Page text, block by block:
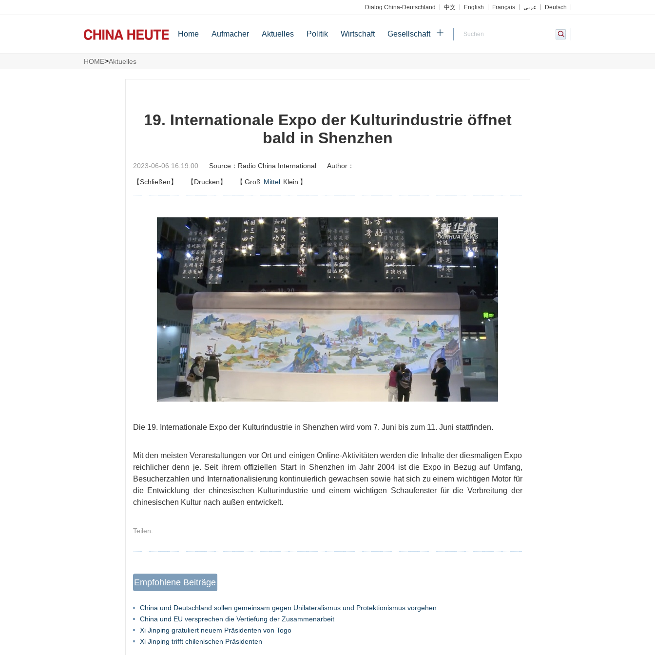
Dialog China-Deutschland 中文 English Français عربي Deutsch
Home Aufmacher Aktuelles Politik Wirtschaft Gesellschaft
HOME>Aktuelles
19. Internationale Expo der Kulturindustrie öffnet
bald in Shenzhen
2023-06-06 16:19:00 Source：Radio China International Author：
【Schließen】 【Drucken】 【 Groß Mittel Klein 】
Die 19. Internationale Expo der Kulturindustrie in Shenzhen wird vom 7. Juni bis zum 11. Juni stattfinden.
Mit den meisten Veranstaltungen vor Ort und einigen Online-Aktivitäten werden die Inhalte der diesmaligen Expo
reichlicher denn je. Seit ihrem offiziellen Start in Shenzhen im Jahr 2004 ist die Expo in Bezug auf Umfang,
Besucherzahlen und Internationalisierung kontinuierlich gewachsen sowie hat sich zu einem wichtigen Motor für
die Entwicklung der chinesischen Kulturindustrie und einem wichtigen Schaufenster für die Verbreitung der
chinesischen Kultur nach außen entwickelt.
Teilen:
Empfohlene Beiträge
China und Deutschland sollen gemeinsam gegen Unilateralismus und Protektionismus vorgehen
China und EU versprechen die Vertiefung der Zusammenarbeit
Xi Jinping gratuliert neuem Präsidenten von Togo
Xi Jinping trifft chilenischen Präsidenten